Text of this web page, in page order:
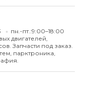
пн.-пт.:9:00–18:00
двигателей,
Запчасти под заказ.
парктроника,